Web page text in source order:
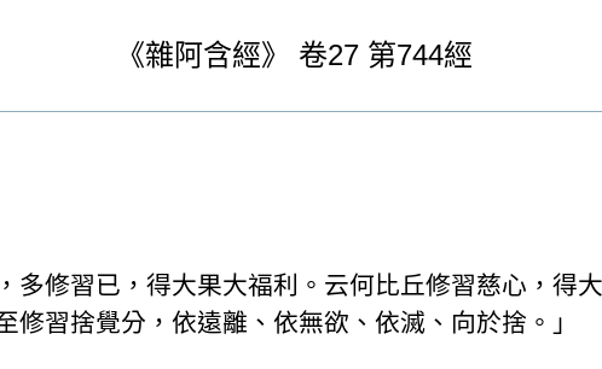
《雜阿含經》 卷27 第744經
多修習已，得大果大福利。云何比丘修習慈心，得
習捨覺分，依遠離、依無欲、依滅、向於捨。」